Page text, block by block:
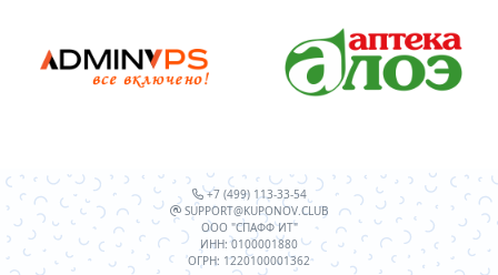
+7 (499) 113-33-54
SUPPORT@KUPONOV.CLUB
ООО "СПАФФ ИТ"
ИНН: 0100001880
ОГРН: 1220100001362